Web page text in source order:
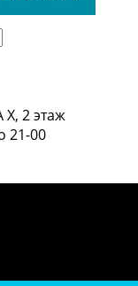
2 этаж
21-00